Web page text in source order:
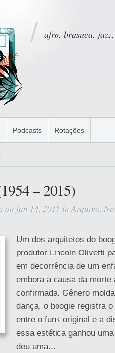
afro, brasuca,
Podcasts Rotações
– 2015)
on jan 14, 2015 inArquivo,
Um dos arquitetos do
produtor Lincoln Olivetti
em decorrência de um
embora a causa da morte
confirmada. Gênero
dança, o boogie registra
entre o funk original e a
essa estética ganhou
deu uma...